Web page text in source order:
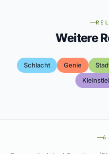
Weitere
Schlacht Genie